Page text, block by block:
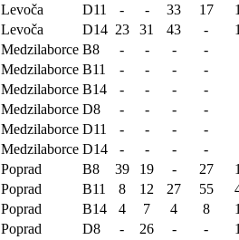
Levoča D11 - - 33 17
Levoča D14 23 31 43 -
Medzilaborce B8 - - -
-
Medzilaborce B11 - - -
-
Medzilaborce B14 - - -
-
Medzilaborce D8 - - -
-
Medzilaborce D11 - - -
-
Medzilaborce D14 - - -
-
Poprad B8 39 19 - 27
Poprad B11 8 12 27 55
Poprad B14 4 7 4 8
Poprad D8 - 26 - -